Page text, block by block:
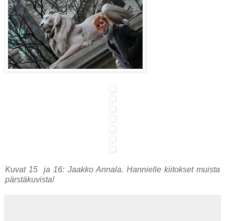
Kuvat 15 ja 16: Jaakko Annala. Hannielle kiitokset muista
pärstäkuvista!